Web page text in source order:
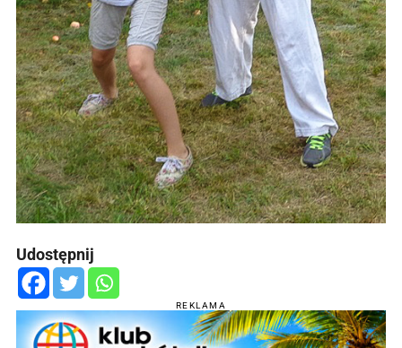
Udostępnij
REKLAMA